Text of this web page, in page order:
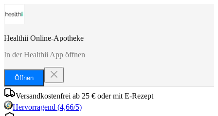
Healthii Online-Apotheke
In der Healthii App öffnen
Öffnen
Versandkostenfrei ab 25 € oder mit E-Rezept
Hervorragend (4,66/5)